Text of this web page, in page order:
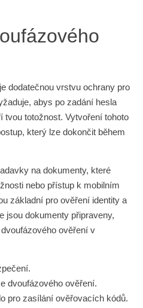
dodatečnou vrstvu ochrany pro
abys po zadání hesla
tvou totožnost. Vytvoření tohoto
který lze dokončit během
na dokumenty, které
nebo přístup k mobilním
základní pro ověření identity a
jsou dokumenty připraveny,
ověření v
dvoufázového ověření.
pro zasílání ověřovacích kódů.